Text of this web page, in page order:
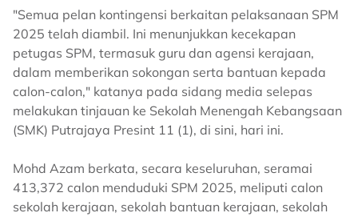
"Semua pelan kontingensi berkaitan pelaksanaan SPM
2025 telah diambil. Ini menunjukkan kecekapan
petugas SPM, termasuk guru dan agensi kerajaan,
dalam memberikan sokongan serta bantuan kepada
calon-calon," katanya pada sidang media selepas
melakukan tinjauan ke Sekolah Menengah Kebangsaan
(SMK) Putrajaya Presint 11 (1), di sini, hari ini.
Mohd Azam berkata, secara keseluruhan, seramai
413,372 calon menduduki SPM 2025, meliputi calon
sekolah kerajaan, sekolah bantuan kerajaan, sekolah